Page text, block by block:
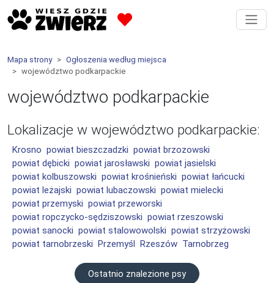
Mapa strony
Ogłoszenia według miejsca
województwo podkarpackie
województwo podkarpackie
Lokalizacje w województwo podkarpackie:
Krosno powiat bieszczadzki powiat brzozowski
powiat dębicki powiat jarosławski powiat jasielski
powiat kolbuszowski powiat krośnieński powiat łańcucki
powiat leżajski powiat lubaczowski powiat mielecki
powiat przemyski powiat przeworski
powiat ropczycko-sędziszowski powiat rzeszowski
powiat sanocki powiat stalowowolski powiat strzyżowski
powiat tarnobrzeski Przemyśl Rzeszów Tarnobrzeg
Ostatnio znalezione psy